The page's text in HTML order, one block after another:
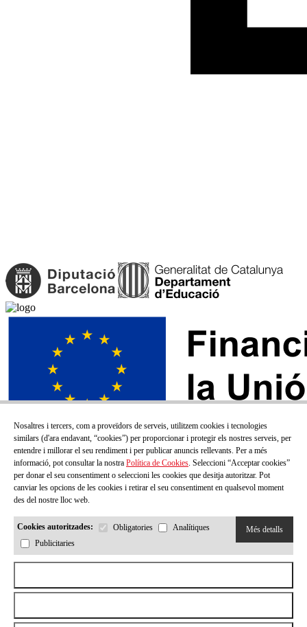
SUBSCRIU-TE AL NOSTRE BUTLLETÍ!
Correu electrónic
Nosaltres i tercers, com a proveïdors de serveis, utilitzem cookies i tecnologies
similars (d'ara endavant, “cookies”) per proporcionar i protegir els nostres serveis, per
entendre i millorar el seu rendiment i per publicar anuncis rellevants. Per a més
informació, pot consultar la nostra Política de Cookies. Seleccioni “Acceptar cookies”
per donar el seu consentiment o seleccioni les cookies que desitja autoritzar. Pot
canviar les opcions de les cookies i retirar el seu consentiment en qualsevol moment
des del nostre lloc web.
Cookies autoritzades: Obligatories
Analítiques
Publicitaries
Més detalls